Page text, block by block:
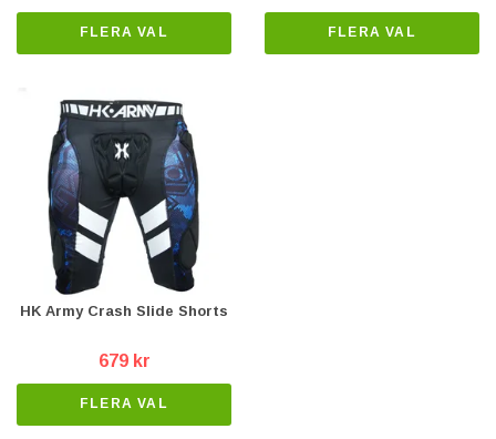
FLERA VAL FLERA VAL
HK Army Crash Slide Shorts
679 kr
FLERA VAL